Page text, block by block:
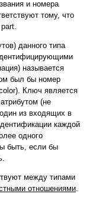
и номера
тому, что
данного типа
называется
был бы номер
Ключ является
(не
из входящих в
каждой
одного
быть, если бы
между типами
отношениями.